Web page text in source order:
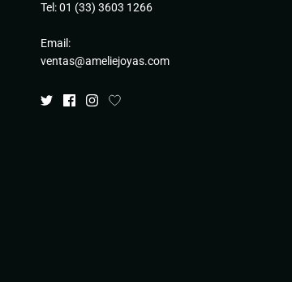
Tel: 01 (33) 3603 1266
Email:
ventas@ameliejoyas.com